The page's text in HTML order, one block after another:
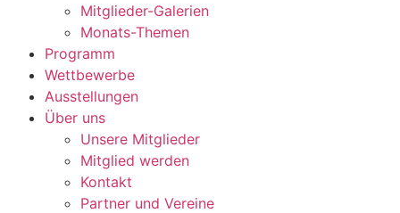
Mitglieder-Galerien
Monats-Themen
Programm
Wettbewerbe
Ausstellungen
Über uns
Unsere Mitglieder
Mitglied werden
Kontakt
Partner und Vereine